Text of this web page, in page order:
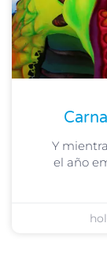
Y
el año